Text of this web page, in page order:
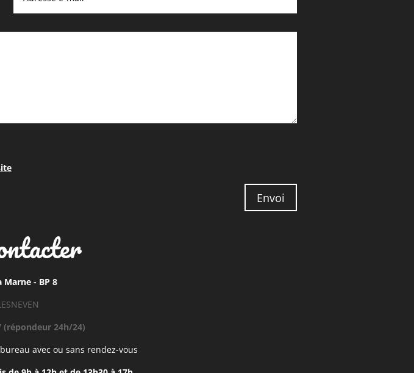
Envoi
Marne - BP 8
(répondeur 24h/24)
avec ou sans rendez-vous